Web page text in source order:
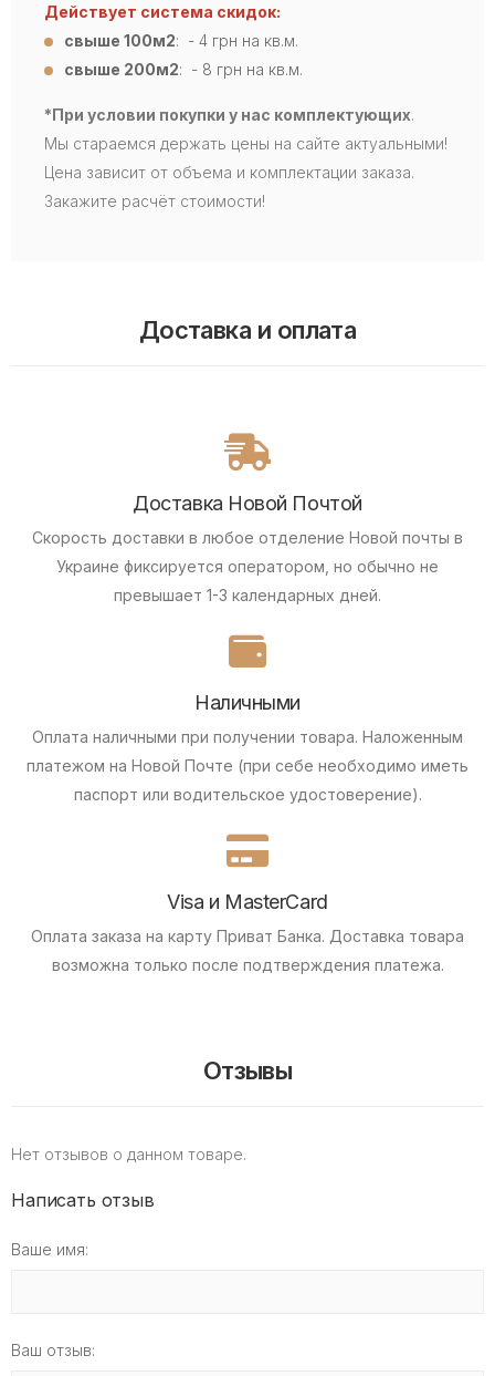
Действует система скидок:
свыше 100м2: - 4 грн на кв.м.
свыше 200м2: - 8 грн на кв.м.
*При условии покупки у нас комплектующих.
Мы стараемся держать цены на сайте актуальными!
Цена зависит от объема и комплектации заказа.
Закажите расчёт стоимости!
Доставка и оплата
Доставка Новой Почтой
Скорость доставки в любое отделение Новой почты в
Украине фиксируется оператором, но обычно не
превышает 1-3 календарных дней.
Наличными
Оплата наличными при получении товара. Наложенным
платежом на Новой Почте (при себе необходимо иметь
паспорт или водительское удостоверение).
Visa и MasterCard
Оплата заказа на карту Приват Банка. Доставка товара
возможна только после подтверждения платежа.
Отзывы
Нет отзывов о данном товаре.
Написать отзыв
Ваше имя:
Ваш отзыв: